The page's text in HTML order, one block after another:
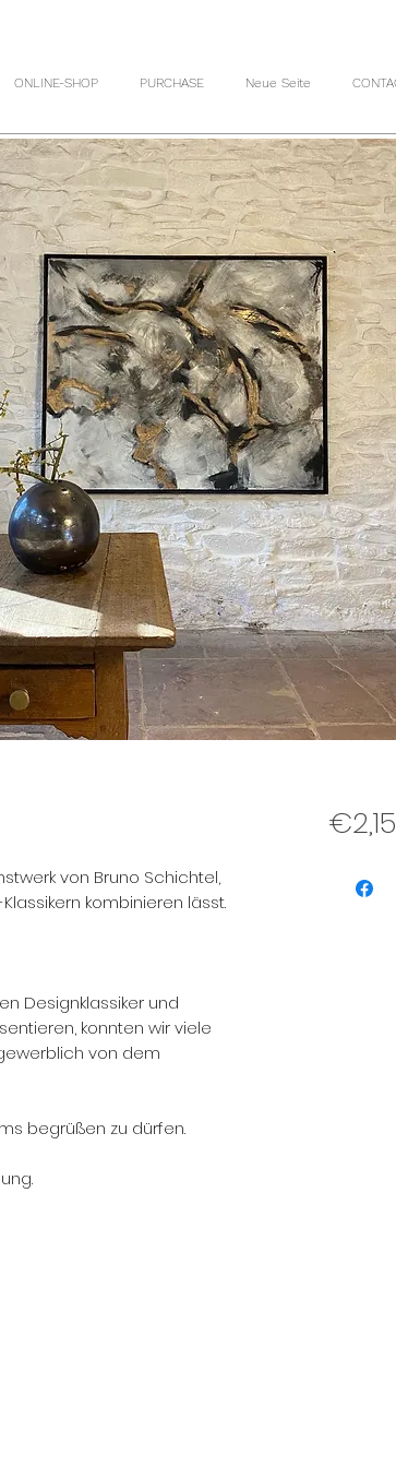
ONLINE-SHOP PURCHASE Neue Seite
von Bruno Schichtel,
kombinieren lässt.
Designklassiker und
konnten wir viele
von dem
begrüßen zu dürfen.